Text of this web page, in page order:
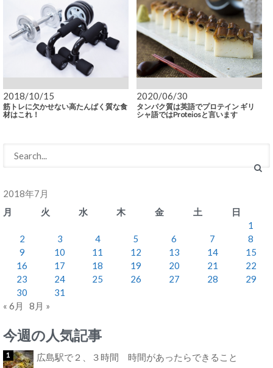
2018/10/15
筋トレに欠かせない高たんぱく質な食
材はこれ！
2020/06/30
タンパク質は英語でプロテイン ギリ
シャ語ではProteiosと言います
2018年7月
月
火 水 木 金 土
日
1
2
3 4 5 6 7
8
9
10 11 12 13 14
15
16
17 18 19 20 21
22
23
24 25 26 27 28
29
30
31
« 6月
8月 »
今週の人気記事
広島駅で２、３時間 時間があったらできること